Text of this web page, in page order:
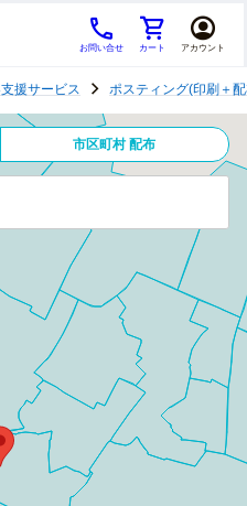
お問い合せ カート アカウント
援サービス ポスティング(印刷＋
市区町村 配布